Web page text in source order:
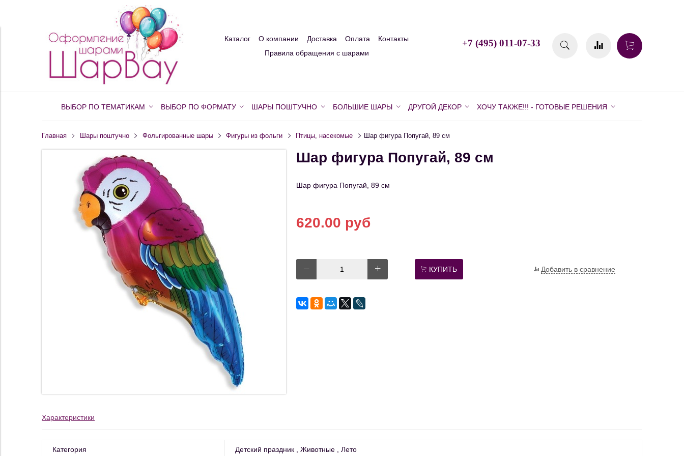
Каталог О компании Доставка Оплата
Контакты
Правила обращения с шарами
+7 (495) 011-07-33
ВЫБОР ПО ТЕМАТИКАМ ВЫБОР ПО ФОРМАТУ ШАРЫ ПОШТУЧНО БОЛЬШИЕ ШАРЫ ДРУГОЙ ДЕКОР ХОЧУ ТАКЖЕ!!! - ГОТОВЫЕ РЕШЕНИЯ
Главная Шары поштучно Фольгированные шары Фигуры из фольги Птицы, насекомые Шар фигура Попугай, 89 см
Шар фигура Попугай, 89 см
Шар фигура Попугай, 89 см
620.00 руб
КУПИТЬ Добавить в сравнение
Характеристики
Категория Детский праздник Животные Лето